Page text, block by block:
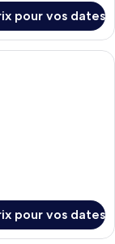
pour vos dates
équipée d’un four
pour vos dates